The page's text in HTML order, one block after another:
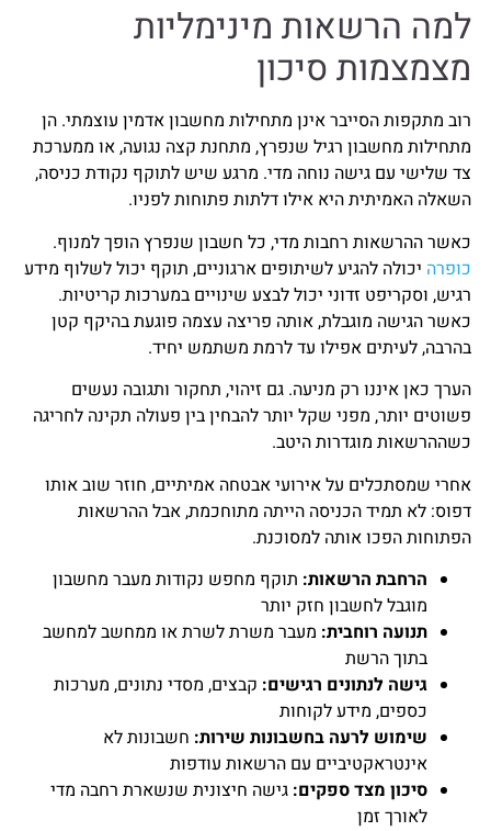
למה הרשאות מינימליות
מצמצמות סיכון
רוב מתקפות הסייבר אינן מתחילות מחשבון אדמין עוצמתי. הן
מתחילות מחשבון רגיל שנפרץ, מתחנת קצה נגועה, או ממערכת
צד שלישי עם גישה נוחה מדי. מרגע שיש לתוקף נקודת כניסה,
השאלה האמיתית היא אילו דלתות פתוחות לפניו.
כאשר ההרשאות רחבות מדי, כל חשבון שנפרץ הופך למנוף.
כופרה יכולה להגיע לשיתופים ארגוניים, תוקף יכול לשלוף מידע
רגיש, וסקריפט זדוני יכול לבצע שינויים במערכות קריטיות.
כאשר הגישה מוגבלת, אותה פריצה עצמה פוגעת בהיקף קטן
בהרבה, לעיתים אפילו עד לרמת משתמש יחיד.
הערך כאן איננו רק מניעה. גם זיהוי, תחקור ותגובה נעשים
פשוטים יותר, מפני שקל יותר להבחין בין פעולה תקינה לחריגה
כשההרשאות מוגדרות היטב.
אחרי שמסתכלים על אירועי אבטחה אמיתיים, חוזר שוב אותו
דפוס: לא תמיד הכניסה הייתה מתוחכמת, אבל ההרשאות
הפתוחות הפכו אותה למסוכנת.
הרחבת הרשאות: תוקף מחפש נקודות מעבר מחשבון
מוגבל לחשבון חזק יותר
תנועה רוחבית: מעבר משרת לשרת או ממחשב למחשב
בתוך הרשת
גישה לנתונים רגישים: קבצים, מסדי נתונים, מערכות
כספים, מידע לקוחות
שימוש לרעה בחשבונות שירות: חשבונות לא
אינטראקטיביים עם הרשאות עודפות
סיכון מצד ספקים: גישה חיצונית שנשארת רחבה מדי
לאורך זמן